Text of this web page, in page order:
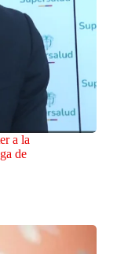
a la
de